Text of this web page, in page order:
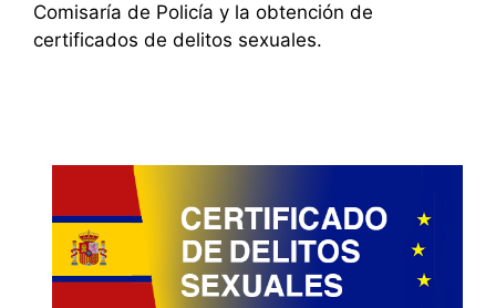
Comisaría de Policía y la obtención de
certificados de delitos sexuales.